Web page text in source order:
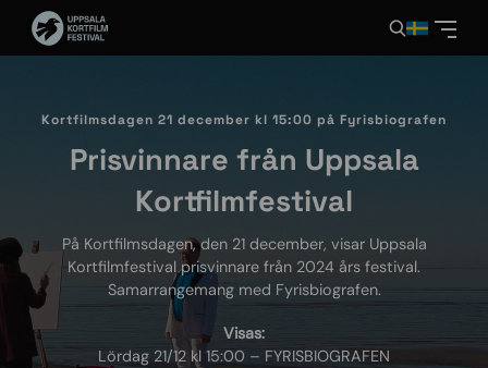
Kortfilmsdagen 21 december kl 15:00 på Fyrisbiografen
Prisvinnare från Uppsala
Kortfilmfestival
På Kortfilmsdagen, den 21 december, visar Uppsala
Kortfilmfestival prisvinnare från 2024 års festival.
Samarrangemang med Fyrisbiografen.
Visas:
Lördag 21/12 kl 15:00 – FYRISBIOGRAFEN